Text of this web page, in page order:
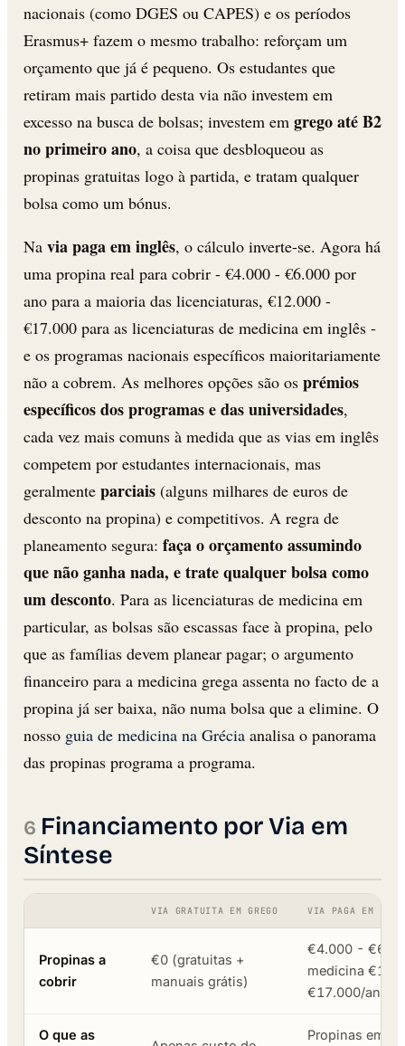
nacionais (como DGES ou CAPES) e os períodos
Erasmus+ fazem o mesmo trabalho: reforçam um
orçamento que já é pequeno. Os estudantes que
retiram mais partido desta via não investem em
excesso na busca de bolsas; investem em grego até B2
no primeiro ano, a coisa que desbloqueou as
propinas gratuitas logo à partida, e tratam qualquer
bolsa como um bónus.
Na via paga em inglês, o cálculo inverte-se. Agora há
uma propina real para cobrir - €4.000 - €6.000 por
ano para a maioria das licenciaturas, €12.000 -
€17.000 para as licenciaturas de medicina em inglês -
e os programas nacionais específicos maioritariamente
não a cobrem. As melhores opções são os prémios
específicos dos programas e das universidades,
cada vez mais comuns à medida que as vias em inglês
competem por estudantes internacionais, mas
geralmente parciais (alguns milhares de euros de
desconto na propina) e competitivos. A regra de
planeamento segura: faça o orçamento assumindo
que não ganha nada, e trate qualquer bolsa como
um desconto. Para as licenciaturas de medicina em
particular, as bolsas são escassas face à propina, pelo
que as famílias devem planear pagar; o argumento
financeiro para a medicina grega assenta no facto de a
propina já ser baixa, não numa bolsa que a elimine. O
nosso guia de medicina na Grécia analisa o panorama
das propinas programa a programa.
Financiamento por Via em
Síntese
VIA GRATUITA EM GREGO VIA PAGA EM
Propinas a
cobrir
€0 (gratuitas +
manuais grátis)
€4.000 -
medicina
€17.000/ano
O que as
Propinas em